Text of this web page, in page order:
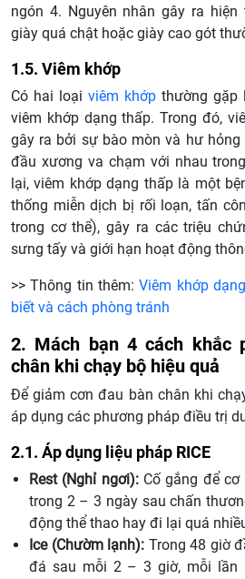
ngón 4. Nguyên nhân gây ra
giày quá chật hoặc giày cao gót
1.5. Viêm khớp
Có hai loại viêm khớp thường gặp
viêm khớp dạng thấp. Trong đó,
gây ra bởi sự bào mòn và hư
đầu xương va chạm với nhau
lại, viêm khớp dạng thấp là một
thống miễn dịch bị rối loạn, tấn
trong cơ thể), gây ra các triệu
sưng tấy và giới hạn hoạt động
>> Thông tin thêm:Viêm khớp
biết và cách phòng tránh
2. Mách bạn 4 cách khắc
chân khi chạy bộ hiệu quả
Để giảm cơn đau bàn chân khi
áp dụng các phương pháp điều trị
2.1. Áp dụng liệu pháp RICE
Rest (Nghỉ ngơi): Cố gắng để
trong 2 – 3 ngày sau chấn
động thể thao hay đi lại quá
Ice (Chườm lạnh): Trong 48 giờ
đá sau mỗi 2 – 3 giờ, mỗi lần